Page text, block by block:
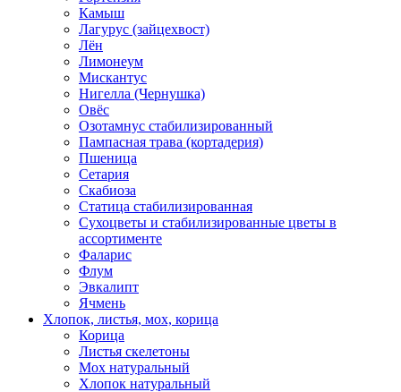
Камыш
Лагурус (зайцехвост)
Лён
Лимонеум
Мискантус
Нигелла (Чернушка)
Овёс
Озотамнус стабилизированный
Пампасная трава (кортадерия)
Пшеница
Сетария
Скабиоза
Статица стабилизированная
Сухоцветы и стабилизированные цветы в
ассортименте
Фаларис
Флум
Эвкалипт
Ячмень
Хлопок, листья, мох, корица
Корица
Листья скелетоны
Мох натуральный
Хлопок натуральный